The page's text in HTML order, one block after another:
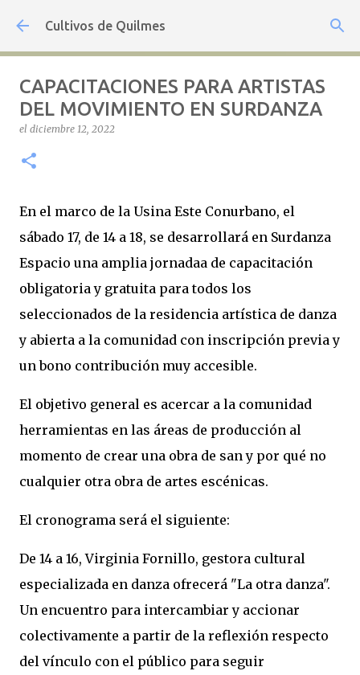
Ir al contenido principal
Cultivos de Quilmes
CAPACITACIONES PARA ARTISTAS
DEL MOVIMIENTO EN SURDANZA
el diciembre 12, 2022
En el marco de la Usina Este Conurbano, el
sábado 17, de 14 a 18, se desarrollará en Surdanza
Espacio una amplia jornadaa de capacitación
obligatoria y gratuita para todos los
seleccionados de la residencia artística de danza
y abierta a la comunidad con inscripción previa y
un bono contribución muy accesible.
El objetivo general es acercar a la comunidad
herramientas en las áreas de producción al
momento de crear una obra de san y por qué no
cualquier otra obra de artes escénicas.
El cronograma será el siguiente:
De 14 a 16, Virginia Fornillo, gestora cultural
especializada en danza ofrecerá "La otra danza".
Un encuentro para intercambiar y accionar
colectivamente a partir de la reflexión respecto
del vínculo con el público para seguir